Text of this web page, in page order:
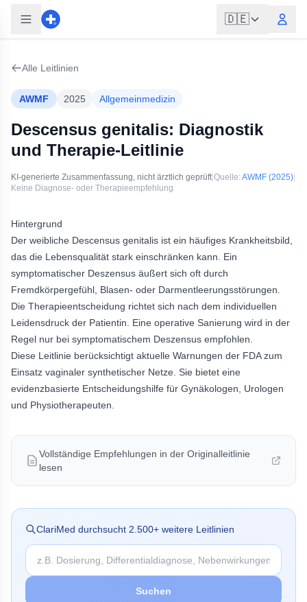
🇩🇪
Alle Leitlinien
AWMF 2025 Allgemeinmedizin
Descensus genitalis: Diagnostik
und Therapie-Leitlinie
KI-generierte Zusammenfassung, nicht ärztlich geprüft|Quelle: AWMF (2025)
Keine Diagnose- oder Therapieempfehlung
Hintergrund
Der weibliche Descensus genitalis ist ein häufiges Krankheitsbild,
das die Lebensqualität stark einschränken kann. Ein
symptomatischer Deszensus äußert sich oft durch
Fremdkörpergefühl, Blasen- oder Darmentleerungsstörungen.
Die Therapieentscheidung richtet sich nach dem individuellen
Leidensdruck der Patientin. Eine operative Sanierung wird in der
Regel nur bei symptomatischem Deszensus empfohlen.
Diese Leitlinie berücksichtigt aktuelle Warnungen der FDA zum
Einsatz vaginaler synthetischer Netze. Sie bietet eine
evidenzbasierte Entscheidungshilfe für Gynäkologen, Urologen
und Physiotherapeuten.
Vollständige Empfehlungen in der Originalleitlinie
lesen
ClariMed durchsucht 2.500+ weitere Leitlinien
Suchen